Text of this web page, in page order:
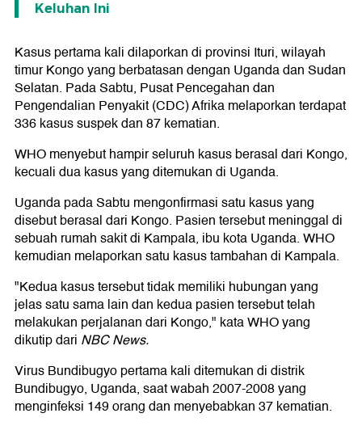
Keluhan Ini
Kasus pertama kali dilaporkan di provinsi Ituri, wilayah
timur Kongo yang berbatasan dengan Uganda dan Sudan
Selatan. Pada Sabtu, Pusat Pencegahan dan
Pengendalian Penyakit (CDC) Afrika melaporkan terdapat
336 kasus suspek dan 87 kematian.
WHO menyebut hampir seluruh kasus berasal dari Kongo,
kecuali dua kasus yang ditemukan di Uganda.
Uganda pada Sabtu mengonfirmasi satu kasus yang
disebut berasal dari Kongo. Pasien tersebut meninggal di
sebuah rumah sakit di Kampala, ibu kota Uganda. WHO
kemudian melaporkan satu kasus tambahan di Kampala.
"Kedua kasus tersebut tidak memiliki hubungan yang
jelas satu sama lain dan kedua pasien tersebut telah
melakukan perjalanan dari Kongo," kata WHO yang
dikutip dari NBC News.
Virus Bundibugyo pertama kali ditemukan di distrik
Bundibugyo, Uganda, saat wabah 2007-2008 yang
menginfeksi 149 orang dan menyebabkan 37 kematian.